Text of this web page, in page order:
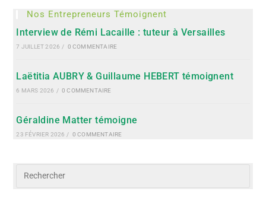
Nos Entrepreneurs Témoignent
Interview de Rémi Lacaille : tuteur à Versailles
7 JUILLET 2026 / 0 COMMENTAIRE
Laëtitia AUBRY & Guillaume HEBERT témoignent
6 MARS 2026 / 0 COMMENTAIRE
Géraldine Matter témoigne
23 FÉVRIER 2026 / 0 COMMENTAIRE